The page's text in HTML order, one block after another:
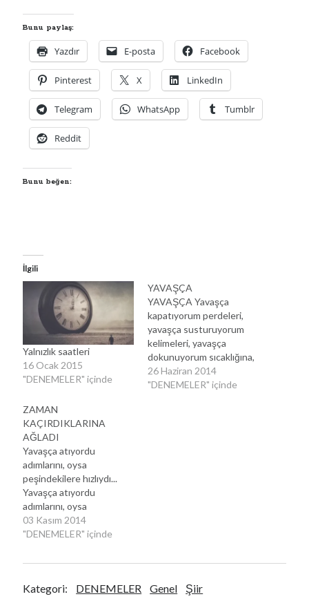
00:00 04:57
Kategoriler
Kategoriler
Bunu paylaş:
Yazdır E-posta Facebook
Pinterest X LinkedIn
Telegram WhatsApp Tumblr
Reddit
Bunu beğen:
İlgili
Yalnızlık saatleri
16 Ocak 2015
"DENEMELER" içinde
YAVAŞÇA
YAVAŞÇA Yavaşça
kapatıyorum perdeleri,
yavaşça susturuyorum
kelimeleri, yavaşça
dokunuyorum sıcaklığına,
kokusunu çekiyorum
içime gülün yavaşça.
sendelerken denizde
alıyorum okyanusunun
26 Haziran 2014
"DENEMELER" içinde
ZAMAN
KAÇIRDIKLARINA
AĞLADI
Yavaşça atıyordu
adımlarını, oysa
peşindekilere hızlıydı...
Yavaşça atıyordu
adımlarını, oysa
peşindekilere hızlıydı, hep
ileriye doğruydu ısrarı
tutsaktı. Zincirlemişti
tutamadığı düşlerine,
03 Kasım 2014
"DENEMELER" içinde
Kategori: DENEMELER Genel Şiir